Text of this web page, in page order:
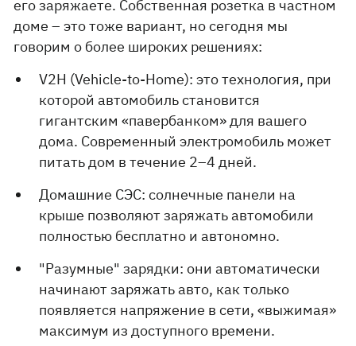
его заряжаете. Собственная розетка в частном
доме – это тоже вариант, но сегодня мы
говорим о более широких решениях:
V2H (Vehicle-to-Home): это технология, при
которой автомобиль становится
гигантским «павербанком» для вашего
дома. Современный электромобиль может
питать дом в течение 2–4 дней.
Домашние СЭС: солнечные панели на
крыше позволяют заряжать автомобили
полностью бесплатно и автономно.
"Разумные" зарядки: они автоматически
начинают заряжать авто, как только
появляется напряжение в сети, «выжимая»
максимум из доступного времени.